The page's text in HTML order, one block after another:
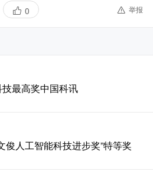
0 举报
最高奖中国科讯
俊人工智能科技进步奖”特等奖